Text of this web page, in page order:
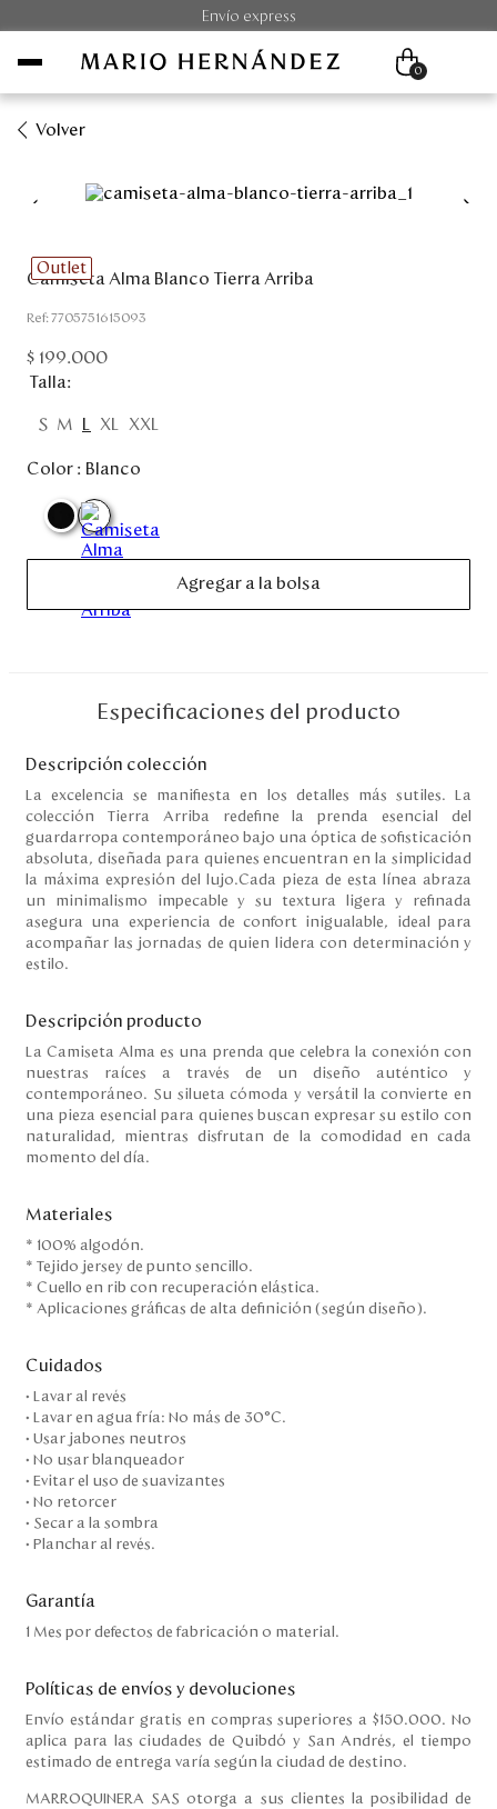
Envío express
Unisex
Outlet
Disney
Servicio al cliente
Nuestras Tiendas
Colombia
Costa Rica
Panamá
Venezuela
0
Volver
Outlet
Camiseta Alma Blanco Tierra Arriba
:7705751615093
$ 199.000
Talla
S M XL XXL
Color : Blanco
Agregar a la bolsa
Especificaciones del producto
Descripción colección
La excelencia se manifiesta en los detalles más sutiles. La
colección Tierra Arriba redefine la prenda esencial del
guardarropa contemporáneo bajo una óptica de sofisticación
absoluta, diseñada para quienes encuentran en la simplicidad
la máxima expresión del lujo.Cada pieza de esta línea abraza
un minimalismo impecable y su textura ligera y refinada
asegura una experiencia de confort inigualable, ideal para
acompañar las jornadas de quien lidera con determinación y
estilo.
Descripción producto
La Camiseta Alma es una prenda que celebra la conexión con
nuestras raíces a través de un diseño auténtico y
contemporáneo. Su silueta cómoda y versátil la convierte en
una pieza esencial para quienes buscan expresar su estilo con
naturalidad, mientras disfrutan de la comodidad en cada
momento del día.
Materiales
* 100% algodón.
* Tejido jersey de punto sencillo.
* Cuello en rib con recuperación elástica.
* Aplicaciones gráficas de alta definición (según diseño).
Cuidados
• Lavar al revés
• Lavar en agua fría: No más de 30°C.
• Usar jabones neutros
• No usar blanqueador
• Evitar el uso de suavizantes
• No retorcer
• Secar a la sombra
• Planchar al revés.
Garantía
1 Mes por defectos de fabricación o material.
Políticas de envíos y devoluciones
Envío estándar gratis en compras superiores a $150.000. No
aplica para las ciudades de Quibdó y San Andrés, el tiempo
estimado de entrega varía según la ciudad de destino.
MARROQUINERA SAS otorga a sus clientes la posibilidad de